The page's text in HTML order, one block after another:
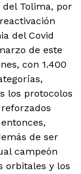
Tolima, por
del Covid
de este
con 1.400
los protocolos
de ser
campeón
orbitales y los